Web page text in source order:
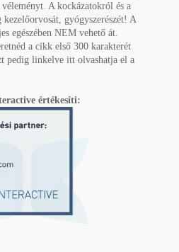
A kockázatokról és a
gyógyszerészét! A
egészében NEM vehető át.
a cikk első 300 karakterét
pedig linkelve itt olvashatja el a
értékesíti: